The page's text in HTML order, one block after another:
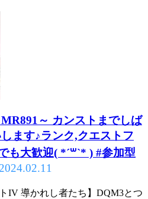
MR891～ カンストまでしば
ます♪ランク,クエストフ
も大歓迎( *´꒳`* ) #参加型
2024.02.11
IV 導かれし者たち】DQM3とつ